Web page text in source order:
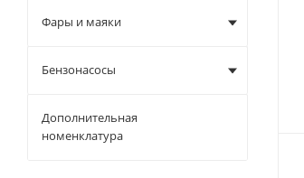
Фары и маяки
Бензонасосы
Дополнительная
номенклатура